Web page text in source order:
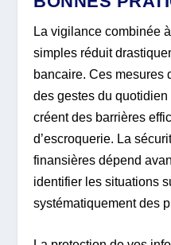
La vigilance combinée
simples réduit
bancaire. Ces mesures
des gestes du
créent des barrières
d’escroquerie. La
finansières dépend
identifier les situations
systématiquement des